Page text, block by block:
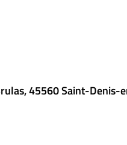
45560 Saint-Denis-